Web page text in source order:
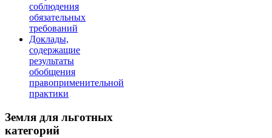
соблюдения
обязательных
требований
Доклады,
содержащие
результаты
обобщения
правоприменительной
практики
Земля для льготных
категорий